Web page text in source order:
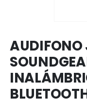
AUDIFONO